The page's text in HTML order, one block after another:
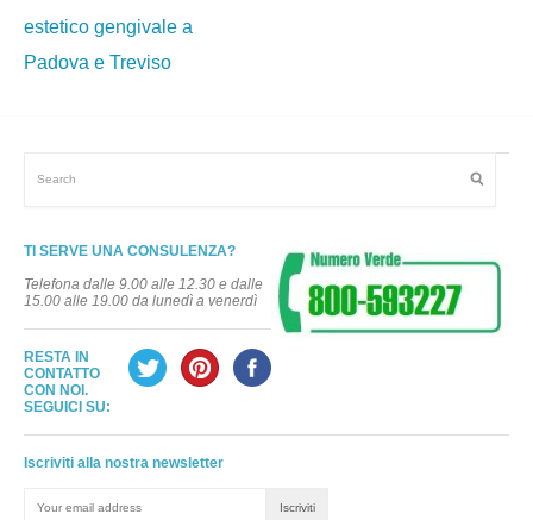
estetico gengivale a
Padova e Treviso
TI SERVE UNA CONSULENZA?
Telefona dalle 9.00 alle 12.30 e dalle
15.00 alle 19.00 da lunedì a venerdì
RESTA IN
CONTATTO
CON NOI.
SEGUICI SU:
Iscriviti alla nostra newsletter